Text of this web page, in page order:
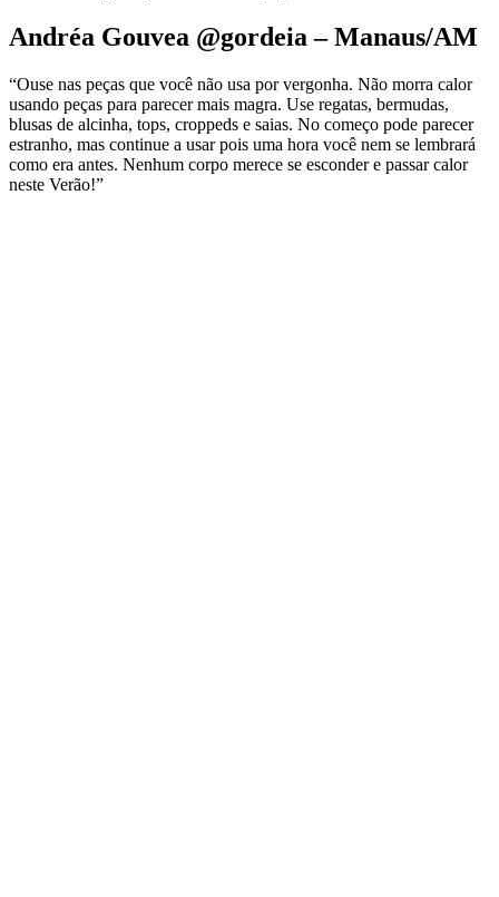
Andréa Gouvea @gordeia – Manaus/AM
“Ouse nas peças que você não usa por vergonha. Não morra calor
usando peças para parecer mais magra. Use regatas, bermudas,
blusas de alcinha, tops, croppeds e saias. No começo pode parecer
estranho, mas continue a usar pois uma hora você nem se lembrará
como era antes. Nenhum corpo merece se esconder e passar calor
neste Verão!”